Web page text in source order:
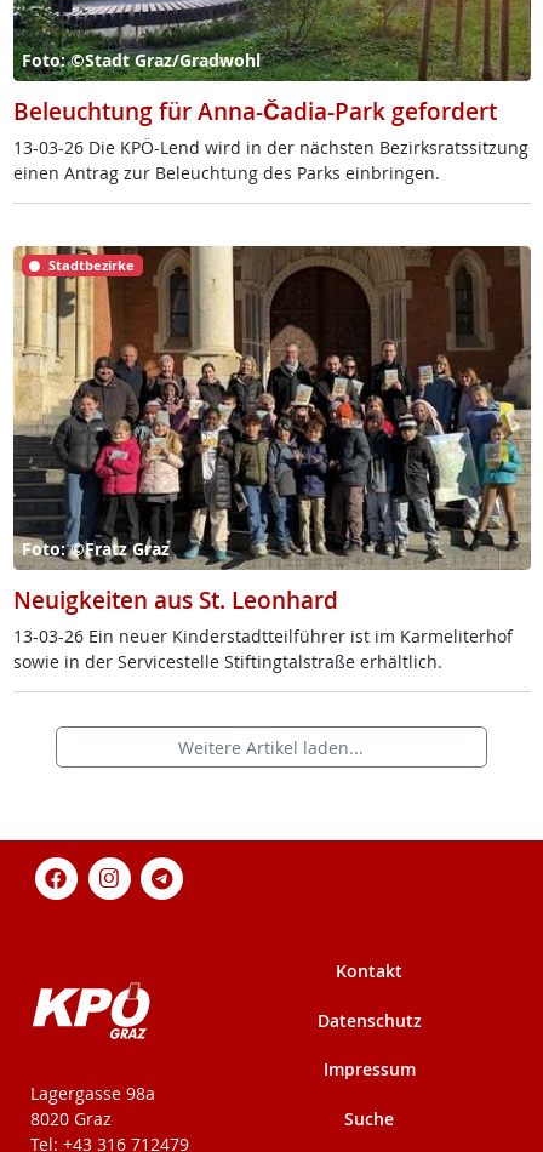
Foto: ©Stadt Graz/Gradwohl
Beleuchtung für Anna-Čadia-Park gefordert
13-03-26 Die KPÖ-Lend wird in der nächs­ten Be­zirks­rats­sit­zung
ei­nen An­trag zur Be­leuch­tung des Parks ein­brin­gen.
Stadtbezirke
Foto: ©Fratz Graz
Neuigkeiten aus St. Leonhard
13-03-26 Ein neu­er Kin­der­stadt­teil­füh­rer ist im Kar­me­li­ter­hof
so­wie in der Ser­vice­s­tel­le Stif­ting­tal­stra­ße er­hält­lich.
Weitere Artikel laden...
KPÖ-Steiermark
Lagergasse 98a
8020 Graz
Tel: +43 316 712479
Kontakt
Datenschutz
Impressum
Suche